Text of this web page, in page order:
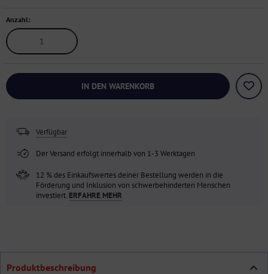
Anzahl:
IN DEN WARENKORB
Verfügbar
Der Versand erfolgt innerhalb von 1-3 Werktagen
12 % des Einkaufswertes deiner Bestellung werden in die
Förderung und Inklusion von schwerbehinderten Menschen
investiert. ERFAHRE MEHR
Produktbeschreibung